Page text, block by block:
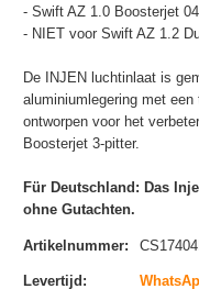
- Swift AZ 1.0 Boosterjet
- NIET voor Swift AZ 1.2
De INJEN luchtinlaat is
aluminiumlegering met
ontworpen voor het
Boosterjet 3-pitter.
Für Deutschland: Das
ohne Gutachten.
Artikelnummer:
Levertijd :